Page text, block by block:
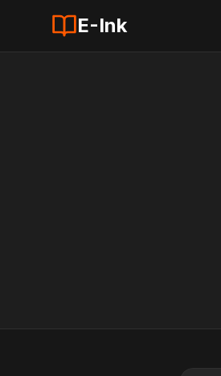
E-Ink